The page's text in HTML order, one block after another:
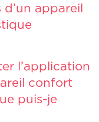
appareil
l’application
confort
puis-je